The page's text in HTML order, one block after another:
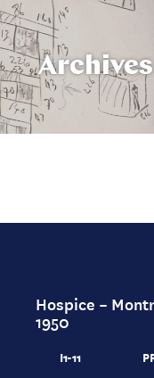
Archives
Hospice –
1950
I1-11